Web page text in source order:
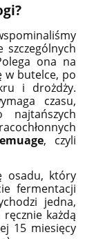
szczególnych
ona na
w butelce, po
i drożdży.
czasu,
, czyli
osadu, który
fermentacji
jedna,
każdą
15 miesięcy